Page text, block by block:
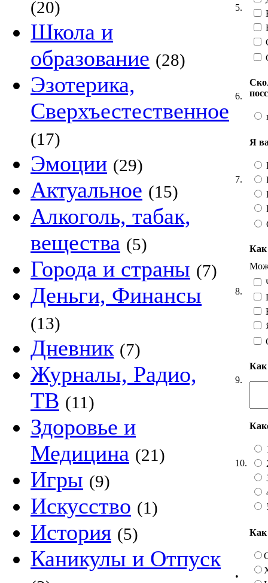
(20)
Школа и
образование (28)
Эзотерика,
Сверхъестественное
(17)
Эмоции (29)
Актуальное (15)
Алкоголь, табак,
вещества (5)
Города и страны (7)
Деньги, Финансы
(13)
Дневник (7)
Журналы, Радио,
ТВ (11)
Здоровье и
Медицина (21)
Игры (9)
Искусство (1)
История (5)
Каникулы и Отпуск
5.
6.
7.
Я
8.
Как
9.
Как
10.
•
Как